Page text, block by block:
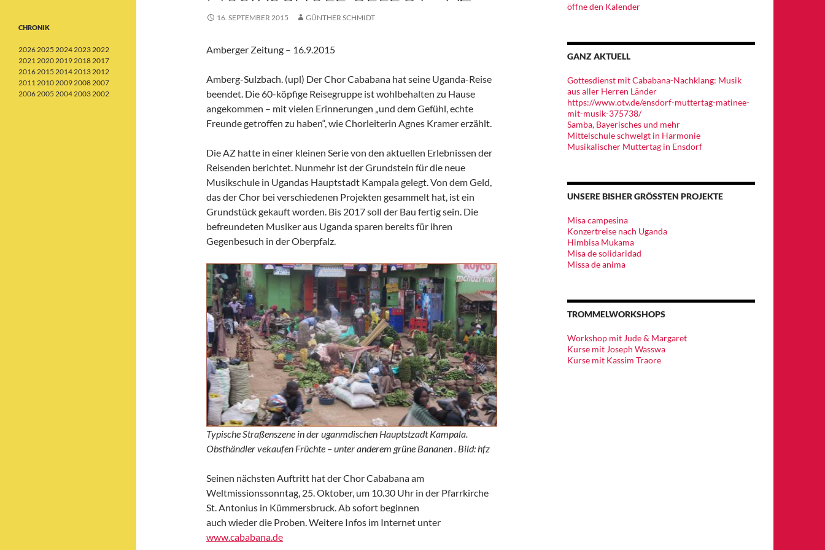
16. SEPTEMBER 2015 GÜNTHER SCHMIDT
Amberger Zeitung – 16.9.2015
Amberg-Sulzbach. (upl) Der Chor Cababana hat seine Uganda-Reise
beendet. Die 60-köpfige Reisegruppe ist wohlbehalten zu Hause
angekommen – mit vielen Erinnerungen „und dem Gefühl,echte
Freunde getroffen zu haben“, wie Chorleiterin Agnes Kramer erzählt.
Die AZ hatte in einer kleinen Serie von den aktuellen Erlebnissen der
Reisenden berichtet. Nunmehr ist der Grundstein für die neue
Musikschule in Ugandas Hauptstadt Kampala gelegt. Von dem Geld,
das der Chor bei verschiedenen Projekten gesammelt hat, ist ein
Grundstück gekauft worden. Bis 2017 soll der Bau fertig sein. Die
befreundeten Musiker aus Uganda sparen bereits für ihren
Gegenbesuch in der Oberpfalz.
Typische Straßenszene in der uganmdischen Hauptstzadt Kampala.
Obsthändler vekaufen Früchte – unter anderem grüne Bananen . Bild: hfz
Seinen nächsten Auftritt hat der Chor Cababana am
Weltmissionssonntag, 25. Oktober, um 10.30 Uhr in der Pfarrkirche
St. Antonius in Kümmersbruck. Ab sofort beginnen
auch wieder die Proben. Weitere Infos im Internet unter
www.cababana.de
öffne den Kalender
GANZ AKTUELL
Gottesdienst mit Cababana-Nachklang: Musik
aus aller Herren Länder
https://www.otv.de/ensdorf-muttertag-matinee-
mit-musik-375738/
Samba, Bayerisches und mehr
Mittelschule schwelgt in Harmonie
Musikalischer Muttertag in Ensdorf
UNSERE BISHER GRÖSSTEN PROJEKTE
Misa campesina
Konzertreise nach Uganda
Himbisa Mukama
Misa de solidaridad
Missa de anima
TROMMELWORKSHOPS
Workshop mit Jude & Margaret
Kurse mit Joseph Wasswa
Kurse mit Kassim Traore
CHRONIK
20262025 202420232022
20212020201920182017
20162015 201420132012
20112010200920082007
20062005 200420032002